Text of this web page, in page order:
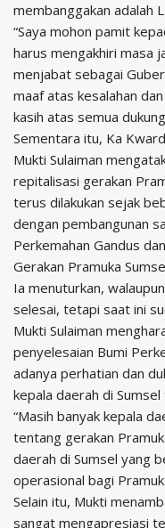
membanggakan adalah
“Saya mohon pamit
harus mengakhiri masa
menjabat sebagai
maaf atas kesalahan
kasih atas semua
Sementara itu, Ka
Mukti Sulaiman
repitalisasi gerakan
terus dilakukan sejak
dengan pembangunan
Perkemahan Gandus
Gerakan Pramuka
Ia menuturkan,
selesai, tetapi saat ini
Mukti Sulaiman
penyelesaian Bumi
adanya perhatian dan
kepala daerah di
“Masih banyak kepala
tentang gerakan
daerah di Sumsel yang
operasional bagi
Selain itu, Mukti
sangat mengapresiasi